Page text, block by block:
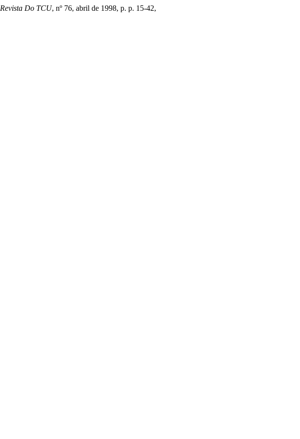
Revista Do TCU, nº 76, abril de 1998, p. p. 15-42,